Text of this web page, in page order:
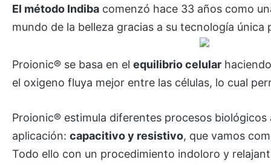
El método Indiba comenzó hace 33 años como
mundo de la belleza gracias a su tecnología
Proionic® se basa en el equilibrio celular
el oxigeno fluya mejor entre las células, lo cual
Proionic® estimula diferentes procesos
aplicación: capacitivo y resistivo, que vamos
Todo ello con un procedimiento indoloro y